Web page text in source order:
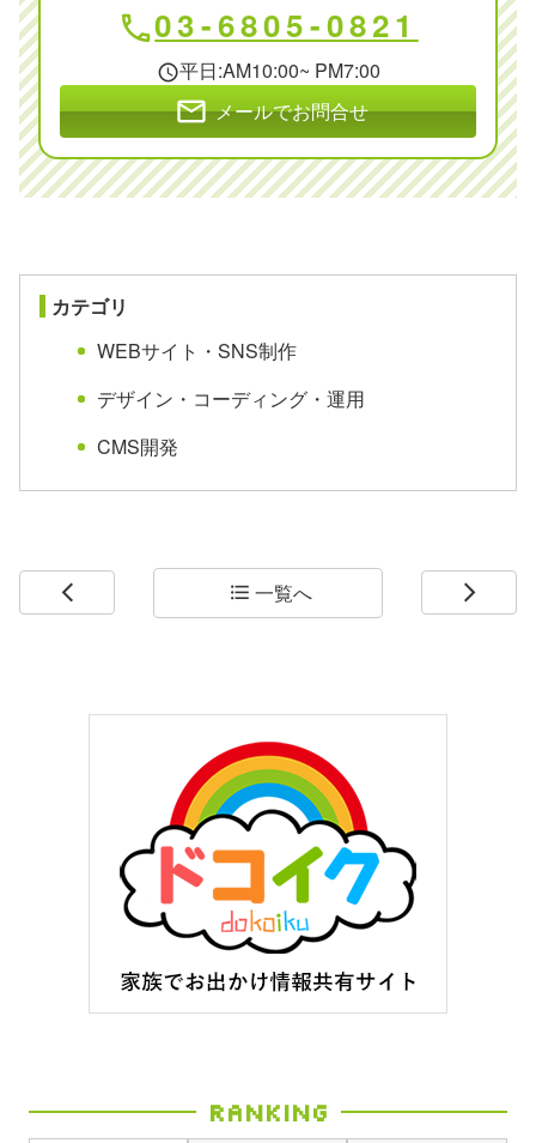
phone03-6805-0821
schedule平日:AM10:00~ PM7:00
mail メールでお問合せ
カテゴリ
WEBサイト・SNS制作
デザイン・コーディング・運用
CMS開発
arrow_back_ios format_list_bulleted 一覧へ arrow_forward_ios
Ranking